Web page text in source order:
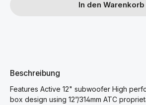
In den Warenkorb
Beschreibung
Features Active 12" subwoofer High
box design using 12”/314mm ATC